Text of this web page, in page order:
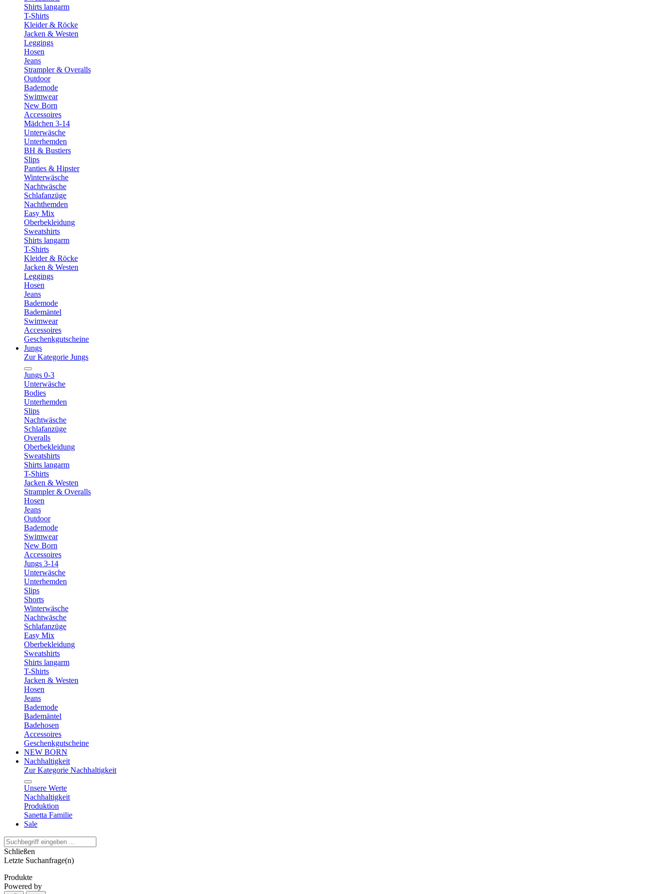
Shirts langarm
T-Shirts
Kleider & Röcke
Jacken & Westen
Leggings
Hosen
Jeans
Strampler & Overalls
Outdoor
Bademode
Swimwear
New Born
Accessoires
Mädchen 3-14
Unterwäsche
Unterhemden
BH & Bustiers
Slips
Panties & Hipster
Winterwäsche
Nachtwäsche
Schlafanzüge
Nachthemden
Easy Mix
Oberbekleidung
Sweatshirts
Shirts langarm
T-Shirts
Kleider & Röcke
Jacken & Westen
Leggings
Hosen
Jeans
Bademode
Bademäntel
Swimwear
Accessoires
Geschenkgutscheine
Jungs
Zur Kategorie Jungs
Jungs 0-3
Unterwäsche
Bodies
Unterhemden
Slips
Nachtwäsche
Schlafanzüge
Overalls
Oberbekleidung
Sweatshirts
Shirts langarm
T-Shirts
Jacken & Westen
Strampler & Overalls
Hosen
Jeans
Outdoor
Bademode
Swimwear
New Born
Accessoires
Jungs 3-14
Unterwäsche
Unterhemden
Slips
Shorts
Winterwäsche
Nachtwäsche
Schlafanzüge
Easy Mix
Oberbekleidung
Sweatshirts
Shirts langarm
T-Shirts
Jacken & Westen
Hosen
Jeans
Bademode
Bademäntel
Badehosen
Accessoires
Geschenkgutscheine
NEW BORN
Nachhaltigkeit
Zur Kategorie Nachhaltigkeit
Unsere Werte
Nachhaltigkeit
Produktion
Sanetta Familie
Sale
Schließen
Letzte Suchanfrage(n)
Produkte
Powered by